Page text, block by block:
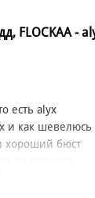
FLOCKAA -
есть alyx
и как шевелюсь
хороший бюст